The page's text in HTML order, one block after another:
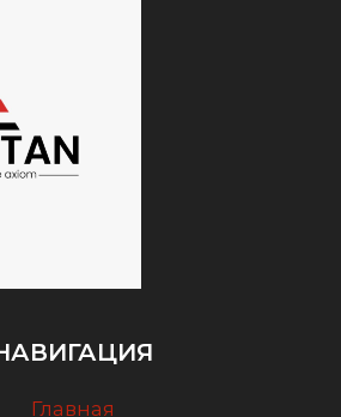
Главная